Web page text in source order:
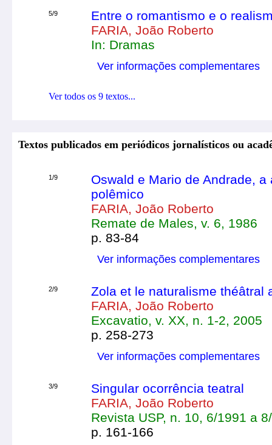
5/9
Entre o romantismo e o
FARIA, João Roberto
In: Dramas
Ver informações complementares
Ver todos os 9 textos...
Textos publicados em periódicos jornalísticos ou
1/9
Oswald e Mario de Andrade,
polêmico
FARIA, João Roberto
Remate de Males, v. 6, 1986
p. 83-84
Ver informações complementares
2/9
Zola et le naturalisme théâtral
FARIA, João Roberto
Excavatio, v. XX, n. 1-2, 2005
p. 258-273
Ver informações complementares
3/9
Singular ocorrência teatral
FARIA, João Roberto
Revista USP, n. 10, 6/1991 a
p. 161-166